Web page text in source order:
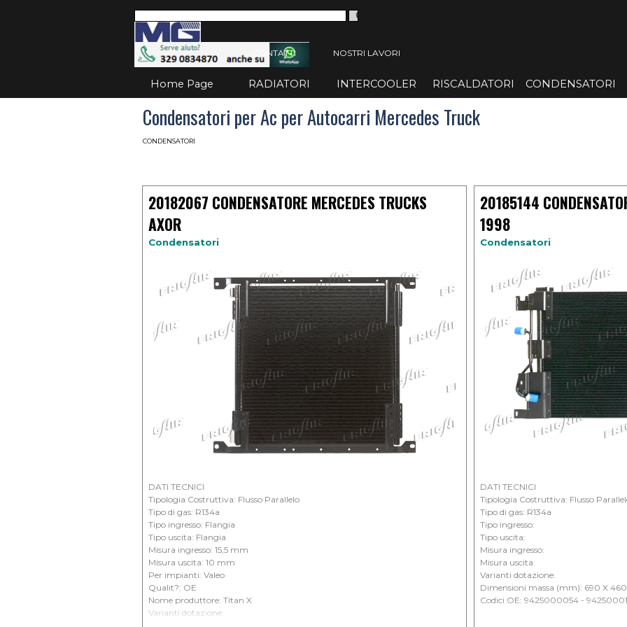
Salta menù
CONTATTI NOSTRI LAVORI
Home Page RADIATORI ▼
INTERCOOLER ▼
RISCALDATORI ▼
CONDENSATORI
Condensatori per Ac per Autocarri Mercedes Truck
CONDENSATORI
20182067 CONDENSATORE MERCEDES TRUCKS
AXOR
Condensatori
DATI TECNICI
Tipologia Costruttiva: Flusso Parallelo
Tipo di gas: R134a
Tipo ingresso: Flangia
Tipo uscita: Flangia
Misura ingresso: 15,5 mm
Misura uscita: 10 mm
Per impianti: Valeo
Qualit?: OE
Nome produttore: Titan X
Varianti dotazione:
20185144
1998
Condensatori
DATI TECNICI
Tipologia Costruttiva: Flusso
Tipo di gas: R134a
Tipo ingresso:
Tipo uscita:
Misura ingresso:
Misura uscita:
Varianti dotazione:
Dimensioni massa (mm): 690 X
Codici OE: 9425000054 -